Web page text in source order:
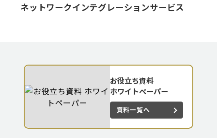
ネットワークインテグレーションサービス
お役立ち資料
ホワイトペーパー
資料一覧へ